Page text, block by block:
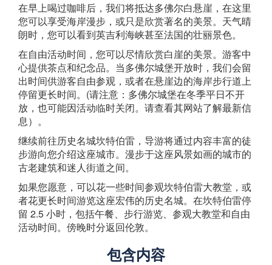
在早上喝过咖啡后，我们将抵达多佛尔白悬崖，在这里
您可以享受海岸漫步，或只是欣赏著名的美景。天气晴
朗时，您可以看到英吉利海峡甚至法国的壮丽景色。
在自由活动时间，您可以尽情欣赏白崖的美景。游客中
心提供茶点和纪念品。当多佛尔城堡开放时，我们会留
出时间供游客自由参观，或者在悬崖边的海岸步行道上
停留更长时间。(请注意：多佛尔城堡在冬季平日不开
放，也可能因活动临时关闭。请查看其网站了解最新信
息）。
继续前往历史名城坎特伯雷，导游将通过内容丰富的徒
步游向您介绍这座城市。漫步于这座风景如画的城市的
古老建筑和迷人街道之间。
如果您愿意，可以花一些时间参观坎特伯雷大教堂，或
者花更长时间游览这座宏伟的历史名城。在坎特伯雷停
留 2.5 小时，包括午餐、步行游览、参观大教堂和自由
活动时间。傍晚时分返回伦敦。
包含内容